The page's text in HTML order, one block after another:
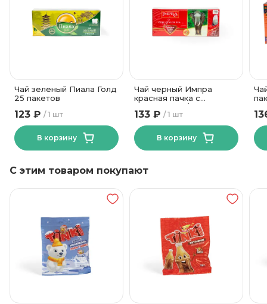
Вид упаковки
Картонная коробка
Чай зеленый Пиала Голд
25 пакетов
1 шт
123 ₽
В корзину
Чай черный Импра
красная пачка с
ярлыком 1,8г/25
1 шт
133 ₽
В корзину
С этим товаром покупают